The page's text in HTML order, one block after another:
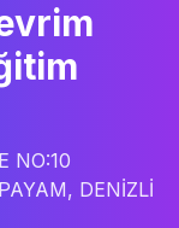
NO:10
DENİZLİ